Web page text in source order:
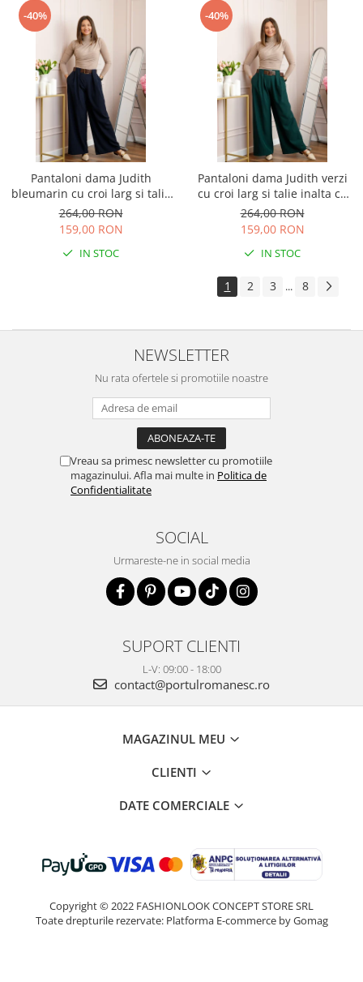
-40%
Pantaloni dama Judith
bleumarin cu croi larg si talie
inalta cu curea
264,00 RON
159,00 RON
IN STOC
-40%
Pantaloni dama Judith verzi
cu croi larg si talie inalta cu
curea
264,00 RON
159,00 RON
IN STOC
1 2 3 ... 8
NEWSLETTER
Nu rata ofertele si promotiile noastre
Vreau sa primesc newsletter cu promotiile
magazinului. Afla mai multe in Politica de
Confidentialitate
SOCIAL
Urmareste-ne in social media
SUPORT CLIENTI
L-V: 09:00 - 18:00
contact@portulromanesc.ro
MAGAZINUL MEU
CLIENTI
DATE COMERCIALE
Copyright © 2022 FASHIONLOOK CONCEPT STORE SRL
Toate drepturile rezervate: Platforma E-commerce by Gomag